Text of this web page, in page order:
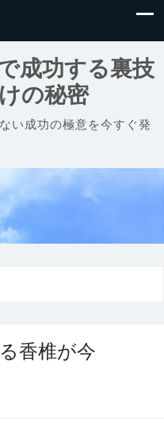
成功する裏技
の秘密
い成功の極意を今すぐ発
香椎が今